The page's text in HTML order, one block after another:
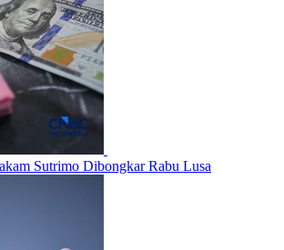
Sutrimo Dibongkar Rabu Lusa